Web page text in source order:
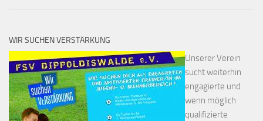
WIR SUCHEN VERSTÄRKUNG
Unserer Verein
sucht weiterhin
engagierte und
wenn möglich
qualifizierte